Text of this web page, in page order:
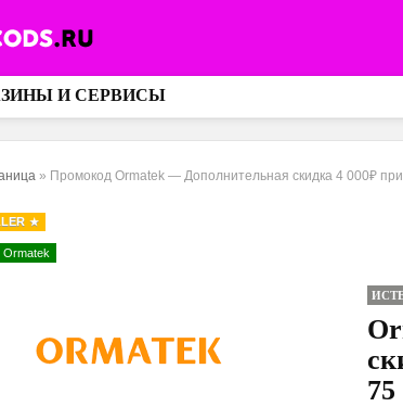
И СЕРВИСЫ
» Промокод Ormatek — Дополнительная скидка 4 000₽
Ormatek
75